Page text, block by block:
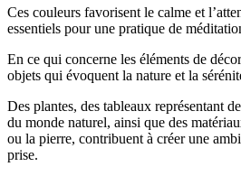
Ces couleurs favorisent le calme et
essentiels pour une pratique de
En ce qui concerne les éléments de
objets qui évoquent la nature et la
Des plantes, des tableaux représentant
du monde naturel, ainsi que des
ou la pierre, contribuent à créer une
prise.